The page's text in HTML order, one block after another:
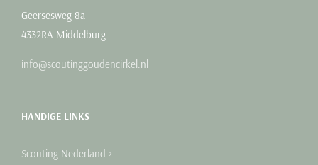
Geersesweg 8a
4332RA Middelburg
info@scoutinggoudencirkel.nl
HANDIGE LINKS
Scouting Nederland >